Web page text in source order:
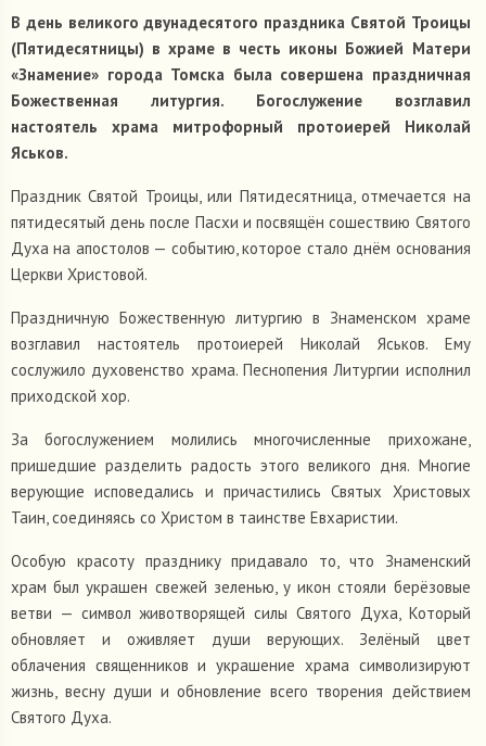
В день великого двунадесятого праздника Святой Троицы
(Пятидесятницы) в храме в честь иконы Божией Матери
«Знамение» города Томска была совершена праздничная
Божественная литургия. Богослужение возглавил
настоятель храма митрофорный протоиерей Николай
Яськов.
Праздник Святой Троицы, или Пятидесятница, отмечается на
пятидесятый день после Пасхи и посвящён сошествию Святого
Духа на апостолов — событию, которое стало днём основания
Церкви Христовой.
Праздничную Божественную литургию в Знаменском храме
возглавил настоятель протоиерей Николай Яськов. Ему
сослужило духовенство храма. Песнопения Литургии исполнил
приходской хор.
За богослужением молились многочисленные прихожане,
пришедшие разделить радость этого великого дня. Многие
верующие исповедались и причастились Святых Христовых
Таин, соединяясь со Христом в таинстве Евхаристии.
Особую красоту празднику придавало то, что Знаменский
храм был украшен свежей зеленью, у икон стояли берёзовые
ветви — символ животворящей силы Святого Духа, Который
обновляет и оживляет души верующих. Зелёный цвет
облачения священников и украшение храма символизируют
жизнь, весну души и обновление всего творения действием
Святого Духа.